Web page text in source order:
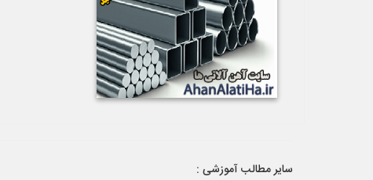
سایر مطالب آموزشی :